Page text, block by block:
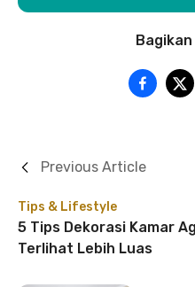
Tips & Lifestyle
5 Tips Dekorasi Kamar
Terlihat Lebih Luas
Previous Article